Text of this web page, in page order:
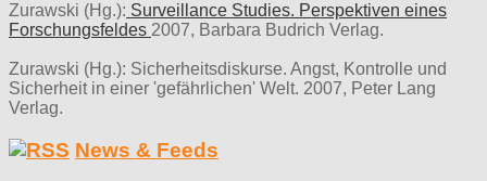
Zurawski (Hg.): Surveillance Studies. Perspektiven eines
Forschungsfeldes 2007, Barbara Budrich Verlag.
Zurawski (Hg.): Sicherheitsdiskurse. Angst, Kontrolle und
Sicherheit in einer 'gefährlichen' Welt. 2007, Peter Lang
Verlag.
News & Feeds